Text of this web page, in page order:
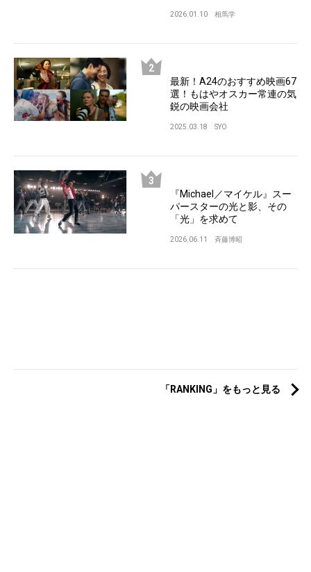
2026.01.10 相馬学
最新！A24のおすすめ映画67
選！もはやオスカー常連の気
鋭の映画会社
2025.03.18 SYO
『Michael／マイケル』スー
パースターの光と影、その
「光」を求めて
2026.06.11 斉藤博昭
「RANKING」をもっと見る